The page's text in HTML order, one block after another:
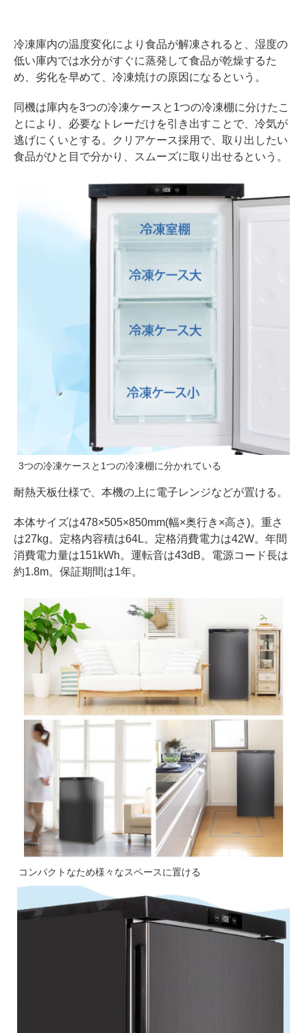
冷凍庫内の温度変化により食品が解凍されると、湿度の
低い庫内では水分がすぐに蒸発して食品が乾燥するた
め、劣化を早めて、冷凍焼けの原因になるという。
同機は庫内を3つの冷凍ケースと1つの冷凍棚に分けたこ
とにより、必要なトレーだけを引き出すことで、冷気が
逃げにくいとする。クリアケース採用で、取り出したい
食品がひと目で分かり、スムーズに取り出せるという。
3つの冷凍ケースと1つの冷凍棚に分かれている
耐熱天板仕様で、本機の上に電子レンジなどが置ける。
本体サイズは478×505×850mm(幅×奥行き×高さ)。重さ
は27kg。定格内容積は64L。定格消費電力は42W。年間
消費電力量は151kWh。運転音は43dB。電源コード長は
約1.8m。保証期間は1年。
コンパクトなため様々なスペースに置ける